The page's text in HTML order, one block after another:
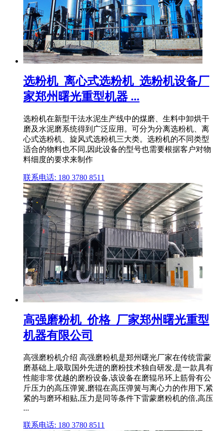
选粉机_离心式选粉机_选粉机设备厂
家郑州曙光重型机器 ...
选粉机在新型干法水泥生产线中的煤磨、生料中卸烘干
磨及水泥磨系统得到广泛应用。可分为分离选粉机、离
心式选粉机、旋风式选粉机三大类。选粉机的不同类型
适合的物料也不同,因此设备的型号也需要根据客户对物
料细度的要求来制作
联系电话: 180 3780 8511
高强磨粉机_价格_厂家郑州曙光重型
机器有限公司
高强磨粉机介绍 高强磨粉机是郑州曙光厂家在传统雷蒙
磨基础上,吸取国外先进的磨粉技术独自研发,是一款具有
性能非常优越的磨粉设备,该设备在磨辊吊环上筋骨有公
斤压力的高压弹簧,磨辊在高压弹簧与离心力的作用下,紧
紧的与磨环相贴,压力是同等条件下雷蒙磨粉机的倍,高压
...
联系电话: 180 3780 8511